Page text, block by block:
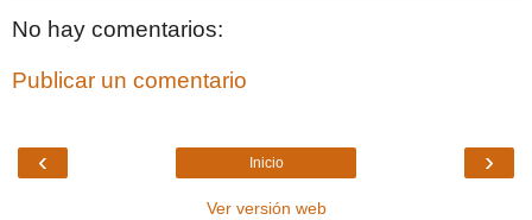
No hay comentarios:
Publicar un comentario
‹ ›
Inicio
Ver versión web